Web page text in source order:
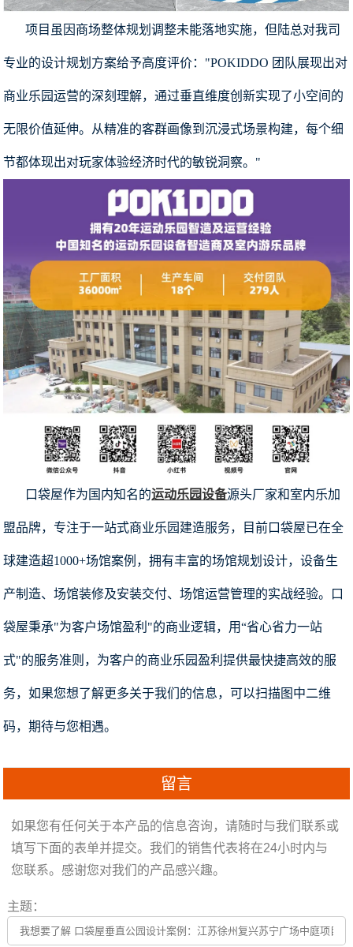
项目虽因商场整体规划调整未能落地实施，但陆总对我司
专业的设计规划方案给予高度评价："POKIDDO 团队展现出对
商业乐园运营的深刻理解，通过垂直维度创新实现了小空间的
无限价值延伸。从精准的客群画像到沉浸式场景构建，每个细
节都体现出对玩家体验经济时代的敏锐洞察。"
口袋屋作为国内知名的运动乐园设备源头厂家和室内乐加
盟品牌，专注于一站式商业乐园建造服务，目前口袋屋已在全
球建造超1000+场馆案例，拥有丰富的场馆规划设计，设备生
产制造、场馆装修及安装交付、场馆运营管理的实战经验。口
袋屋秉承"为客户场馆盈利"的商业逻辑，用“省心省力一站
式"的服务准则，为客户的商业乐园盈利提供最快捷高效的服
务，如果您想了解更多关于我们的信息，可以扫描图中二维
码，期待与您相遇。
留言
如果您有任何关于本产品的信息咨询，请随时与我们联系或
填写下面的表单并提交。我们的销售代表将在24小时内与
您联系。感谢您对我们的产品感兴趣。
主题：